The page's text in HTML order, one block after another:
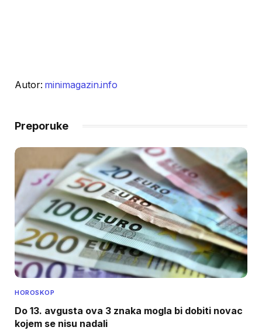
Autor: minimagazin.info
Preporuke
HOROSKOP
Do 13. avgusta ova 3 znaka mogla bi dobiti novac
kojem se nisu nadali